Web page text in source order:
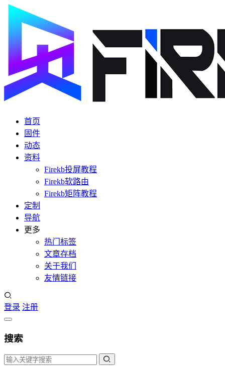
首页
固件
动态
资料
Firekb投屏教程
Firekb软路由
Firekb矩阵教程
定制
导航
更多
热门标签
文章存档
关于我们
友情链接
登录 注册
搜索